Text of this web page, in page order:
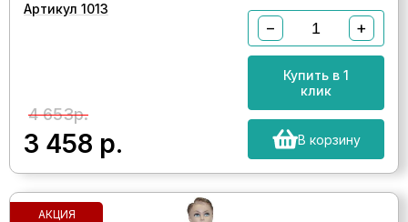
Артикул 1013
4 653р.
3 458 р.
− +
Купить в 1
клик
В корзину
АКЦИЯ